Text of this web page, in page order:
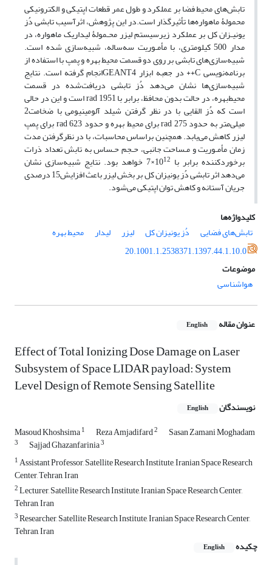
تابش‌های محیط فضا بر عملکرد و طول عمر قطعات اپتیکی و الکترونیکی
محمولۀ ماهواره‌ها تأثیرگذار است.در این پژوهش، اثرآسیب تابشی دُز
یونیـزان کل بر عملکرد زیرسیستم لیزر محـمولۀ لیداریک ماهواره، ‌در
مدار 500 کیلومتری، با مأمـوریت سه‌ساله، شبیه‌سازی شده است.
شبیه‌سازی‌های تابشی بر روی دو قسمت محیط بهره و پمپ با استفاده از
برنامه‌نویسی C++ در جعبه ابزار GEANT4انجام گرفته است. نتایج
شبیه‌سازی‌ها نشان می‌دهد دُز تابشی دریافت‌شده در قسمت
محیط‌بهره، در حالت بدون محافظ، برابر با rad 1951 است و این در حالی
است که دُز القایی با در نظر گرفتن شیلد آلومینیومی با ضخامت2
میلی‌متر به حدود rad 275 برای محیط بهره و حدود rad 623 برای پمپ
لیزر کاهش می‌یابد. همچنین براساس محاسبات، با در نظرگرفتن مدت
زمان مأمـوریت و مـساحت جانبی، حـجم حـساس به تابش تعداد ذرات
برخوردکننده برابر با 10 12 ×7 خواهد بود. نتایج شبیه‌سازی نشان
می‌دهد اثر تابشی دُز یونیزان کل بر بخش لیزر باعث افزایش15 درصدی
جریان آستانه و کاهش توان اپتیکی می‌شود.
کلیدواژه‌ها
تابش‌های فضایی
دُز یونیزان کل لیزر لیدار
محیط بهره
20.1001.1.2538371.1397.44.1.10.0
موضوعات
هواشناسی
عنوان مقاله English
Effect of Total Ionizing Dose Damage on Laser
Subsystem of Space LIDAR payload: System
Level Design of Remote Sensing Satellite
نویسندگان English
Masoud Khoshsima1 Reza Amjadifard2 Sasan Zamani Moghadam
3 Sajjad Ghazanfarinia3
1Assistant Professor, Satellite Research Institute, Iranian Space Research
Center, Tehran, Iran
2Lecturer, Satellite Research Institute, Iranian Space Research Center,
Tehran, Iran
3Researcher, Satellite Research Institute, Iranian Space Research Center,
Tehran, Iran
چکیده
English